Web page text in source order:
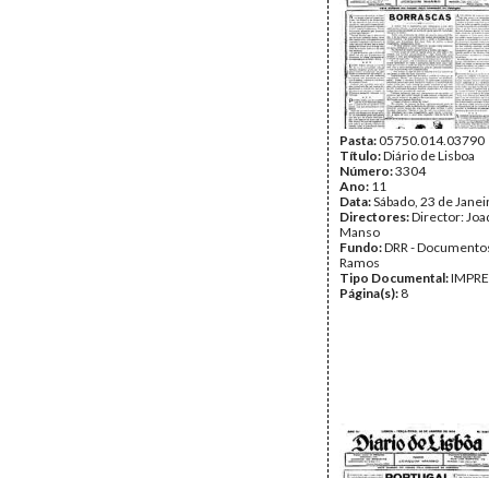
Pasta:05750.014.03790
Título:Diário de Lisboa
Número:3304
Ano: 11
Data:Sábado, 23 de
Directores:Director:
Manso
Fundo:DRR -
Ramos
Tipo Documental:
Página(s): 8